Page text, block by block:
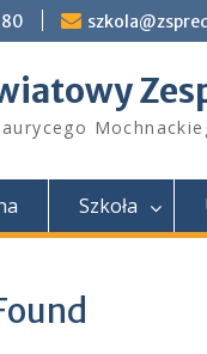
Szkoła